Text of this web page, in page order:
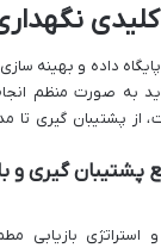
نگهداری
داده و بهینه
به صورت منظم
از پشتیبان گیری تا
استراتژی بازیابی